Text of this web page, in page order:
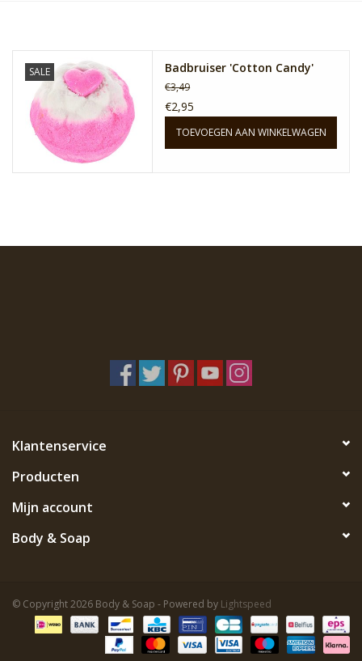
Soap
Verpakking
Reviews
SALE Badbruiser 'Cotton Candy'
€3,49
€2,95
TOEVOEGEN AAN WINKELWAGEN
Klantenservice
Producten
Mijn account
Body & Soap
© Copyright 2026 Body & Soap - Powered by Lightspeed